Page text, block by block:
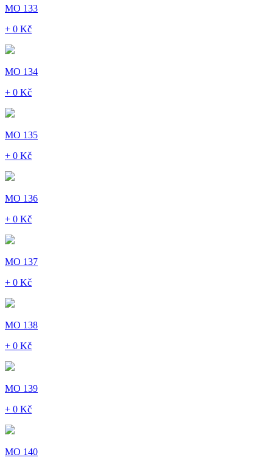
MO 133
+ 0 Kč
MO 134
+ 0 Kč
MO 135
+ 0 Kč
MO 136
+ 0 Kč
MO 137
+ 0 Kč
MO 138
+ 0 Kč
MO 139
+ 0 Kč
MO 140